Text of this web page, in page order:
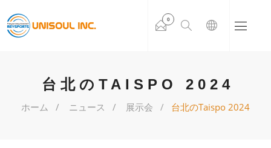
0
台北のTAISPO 2024
ホーム ニュース 展示会 台北のTaispo 2024